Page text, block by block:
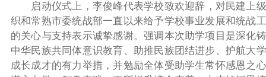
启动仪式上，李俊峰代表学校致欢迎辞 ，对民建上
织和常熟市委统战部一直以来给予学校事业发展和统战
的关心与支持表示诚挚感谢。强调本次助学项目是深化
中华民族共同体意识教育、助推民族团结进步、护航大
成长成才的有力举措，并勉励全体受助学生常怀感恩之